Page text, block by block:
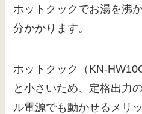
ホットクックでお湯を沸
分かかります。
ホットクック（KN-
と小さいため、定格出力
ル電源でも動かせるメリ